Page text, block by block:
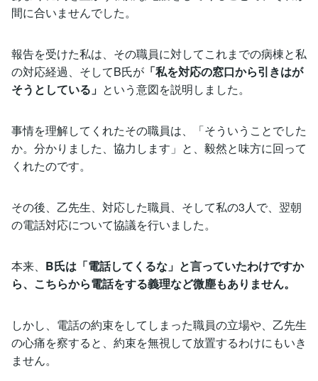
間に合いませんでした。
報告を受けた私は、その職員に対してこれまでの病棟と私
の対応経過、そしてB氏が 「私を対応の窓口から引きはが
そうとしている」 という意図を説明しました。
事情を理解してくれたその職員は、「そういうことでした
か。分かりました、協力します」と、毅然と味方に回って
くれたのです。
その後、乙先生、対応した職員、そして私の3人で、翌朝
の電話対応について協議を行いました。
本来、 B氏は「電話してくるな」と言っていたわけですか
ら、こちらから電話をする義理など微塵もありません。
しかし、電話の約束をしてしまった職員の立場や、乙先生
の心痛を察すると、約束を無視して放置するわけにもいき
ません。